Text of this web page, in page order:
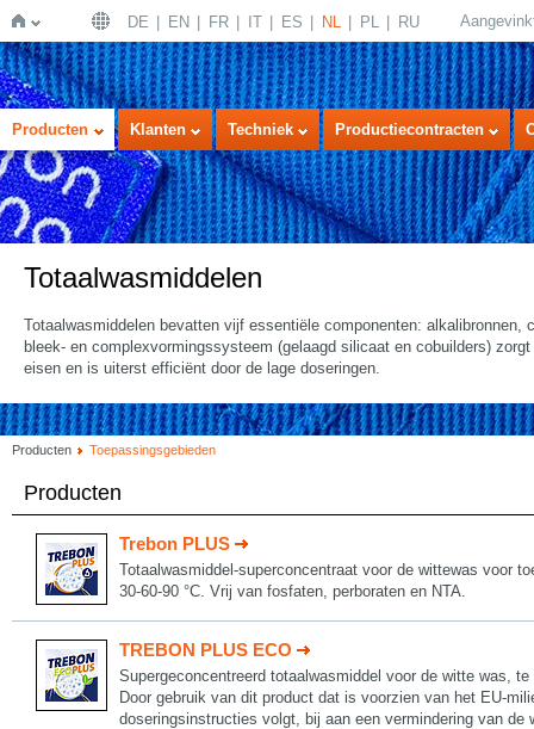
Home
DE EN FR IT ES NL PL RU
Producten Klanten Techniek Productiecontracten
Totaalwasmiddelen
Totaalwasmiddelen bevatten vijf essentiële componenten:
bleek- en complexvormingssysteem (gelaagd silicaat en cobuilders)
eisen en is uiterst efficiënt door de lage doseringen.
Producten Toepassingsgebieden
Producten
Trebon PLUS
Totaalwasmiddel-superconcentraat voor de wittewas voor
30-60-90 °C. Vrij van fosfaten, perboraten en NTA.
TREBON PLUS ECO
Supergeconcentreerd totaalwasmiddel voor de witte was,
Door gebruik van dit product dat is voorzien van het EU-
doseringsinstructies volgt, bij aan een vermindering van de